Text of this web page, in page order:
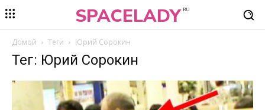
SPACELADY RU
Домой Теги Юрий Сорокин
Тег: Юрий Сорокин